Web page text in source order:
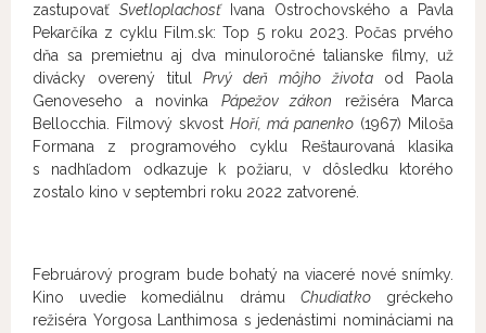
zastupovať Svetloplachosť
Ivana Ostrochovského a Pavla
Pekarčíka z cyklu Film.sk: Top 5 roku 2023. Počas prvého
dňa sa premietnu aj dva minuloročné talianske filmy, už
divácky overený titulPrvý deň môjho životaod Paola
Genoveseho a novinka Pápežov zákon režiséra Marca
Bellocchia. Filmový skvost Hoří, má panenko (1967) Miloša
Formana z programového cyklu Reštaurovaná klasika
s nadhľadom odkazuje k požiaru, v dôsledku ktorého
zostalo kino v septembri roku 2022 zatvorené.
Februárový program bude bohatý na viaceré nové snímky.
Kino uvedie komediálnu drámu Chudiatkogréckeho
režiséra Yorgosa Lanthimosa s jedenástimi nomináciami na